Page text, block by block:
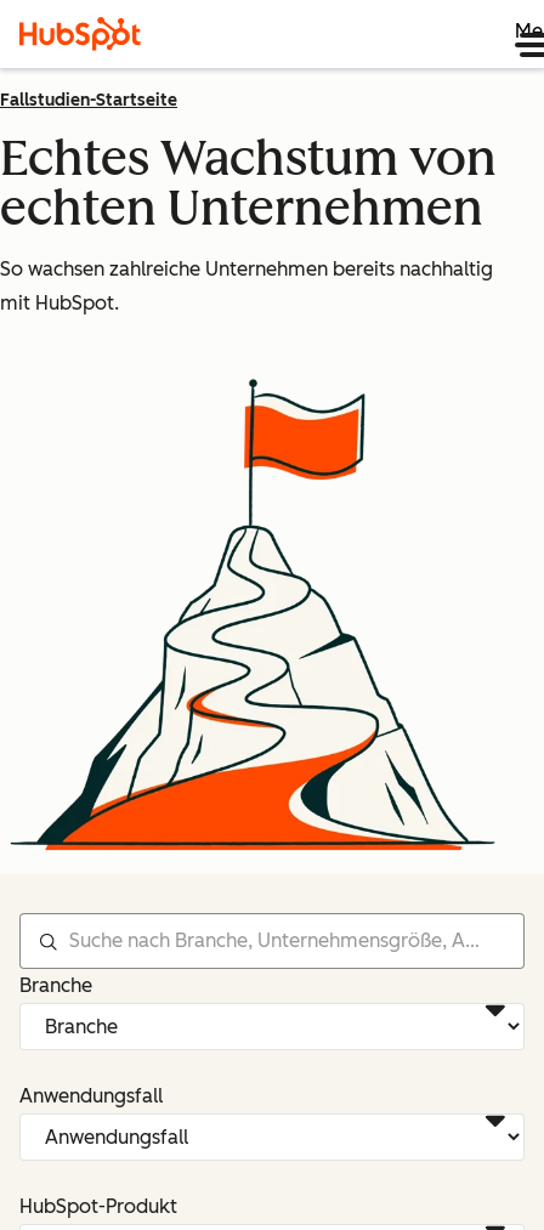
Fallstudien-Startseite
Echtes Wachstum von
echten Unternehmen
So wachsen zahlreiche Unternehmen bereits nachhaltig
mit HubSpot.
Branche
Anwendungsfall
HubSpot-Produkt